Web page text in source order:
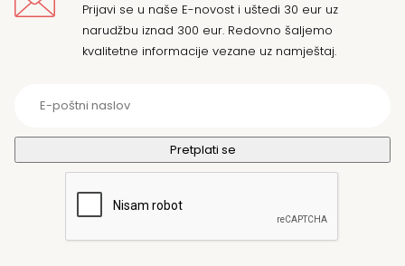
Prijavi se u naše E-novost i uštedi 30 eur uz
narudžbu iznad 300 eur. Redovno šaljemo
kvalitetne informacije vezane uz namještaj.